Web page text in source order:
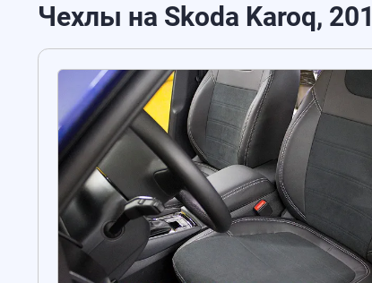
Чехлы на Skoda Karoq,